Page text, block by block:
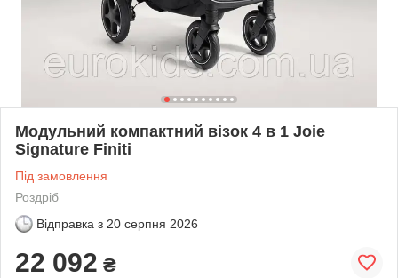
Модульний компактний візок 4 в 1 Joie
Signature Finiti
Під замовлення
Роздріб
Відправка з 20 серпня 2026
22 092 ₴